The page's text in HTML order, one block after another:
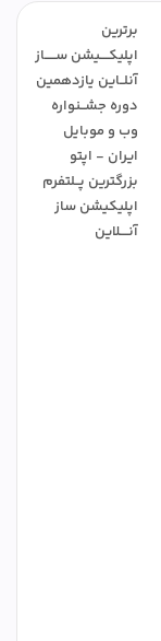
برترین
اپلیکــــیشن ســـــاز
آنلــاین یازدهمین
دوره جشــنواره
وب و موبایل
ایران - اپتو
بزرگترین پــلتفرم
اپلیکیشن ساز
آنــــلاین